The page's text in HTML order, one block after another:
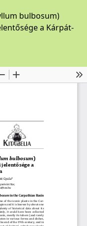
bulbosum)
a Kárpát-